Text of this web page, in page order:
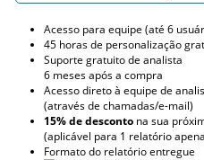
Acesso para equipe (até 6
45 horas de personalização
Suporte gratuito de analista
6 meses após a compra
Acesso direto à equipe de
(através de chamadas/e-mail)
15% de desconto na sua
(aplicável para 1 relatório
Formato do relatório entregue